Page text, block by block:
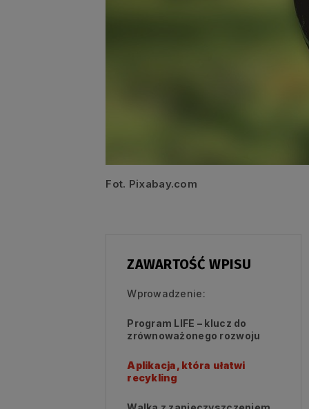
Fot. Pixabay.com
ZAWARTOŚĆ WPISU
Wprowadzenie:
Program LIFE – klucz do
zrównoważonego rozwoju
Aplikacja, która ułatwi
recykling